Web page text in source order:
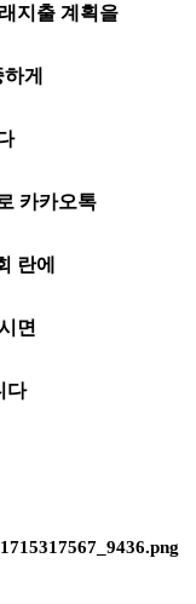
지출 계획을
게
카카오톡
란에
면
다